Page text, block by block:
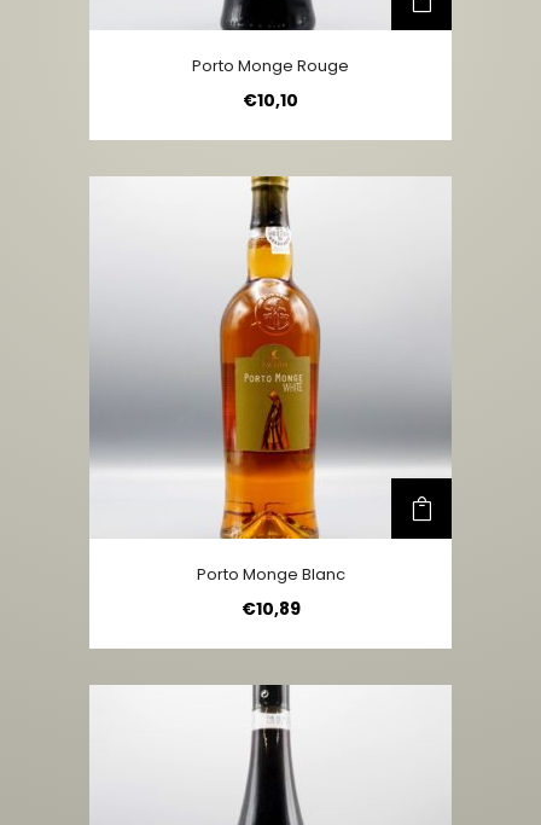
Porto Monge Rouge
€10,10
Porto Monge Blanc
€10,89